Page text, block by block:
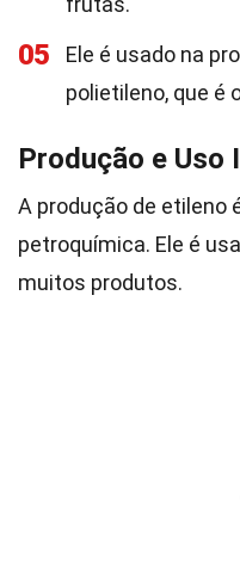
05
Ele é usado na
polietileno, que é
Produção e Uso
A produção de etileno
petroquímica. Ele é
muitos produtos.